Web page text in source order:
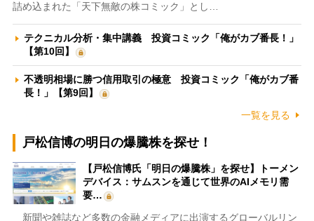
詰め込まれた「天下無敵の株コミック」とし…
テクニカル分析・集中講義 投資コミック「俺がカブ番長！」
【第10回】
不透明相場に勝つ信用取引の極意 投資コミック「俺がカブ番
長！」【第9回】
一覧を見る
戸松信博の明日の爆騰株を探せ！
【戸松信博氏「明日の爆騰株」を探せ】トーメン
デバイス：サムスンを通じて世界のAIメモリ需
要…
新聞や雑誌など多数の金融メディアに出演するグローバルリン